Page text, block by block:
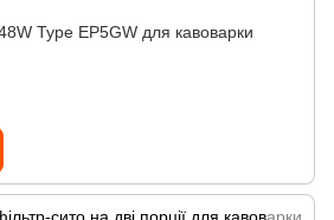
Type EP5GW для кавоварки